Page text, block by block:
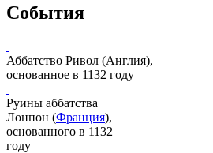
События
Аббатство Ривол (Англия),
основанное в 1132 году
Руины аббатства
Лонпон (Франция),
основанного в 1132
году